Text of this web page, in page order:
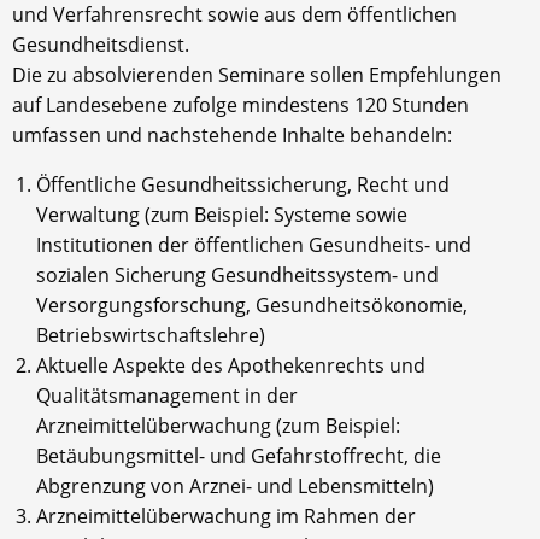
und Verfahrensrecht sowie aus dem öffentlichen
Gesundheitsdienst.
Die zu absolvierenden Seminare sollen Empfehlungen
auf Landesebene zufolge mindestens 120 Stunden
umfassen und nachstehende Inhalte behandeln:
Öffentliche Gesundheitssicherung, Recht und
Verwaltung (zum Beispiel: Systeme sowie
Institutionen der öffentlichen Gesundheits- und
sozialen Sicherung Gesundheitssystem- und
Versorgungsforschung, Gesundheitsökonomie,
Betriebswirtschaftslehre)
Aktuelle Aspekte des Apothekenrechts und
Qualitätsmanagement in der
Arzneimittelüberwachung (zum Beispiel:
Betäubungsmittel- und Gefahrstoffrecht, die
Abgrenzung von Arznei- und Lebensmitteln)
Arzneimittelüberwachung im Rahmen der